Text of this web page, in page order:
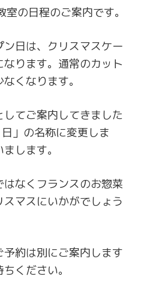
の日程のご案内です。
ン日は、クリスマスケー
ります。通常のカット
くなります。
てご案内してきました
」の名称に変更しま
します。
なくフランスのお惣菜
マスにいかがでしょう
約は別にご案内します
ください。